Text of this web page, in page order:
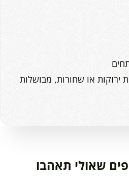
שאולי תאהבו